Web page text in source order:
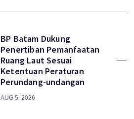
BP Batam Dukung
Penertiban Pemanfaatan
Ruang Laut Sesuai
Ketentuan Peraturan
Perundang-undangan
AUG 5, 2026